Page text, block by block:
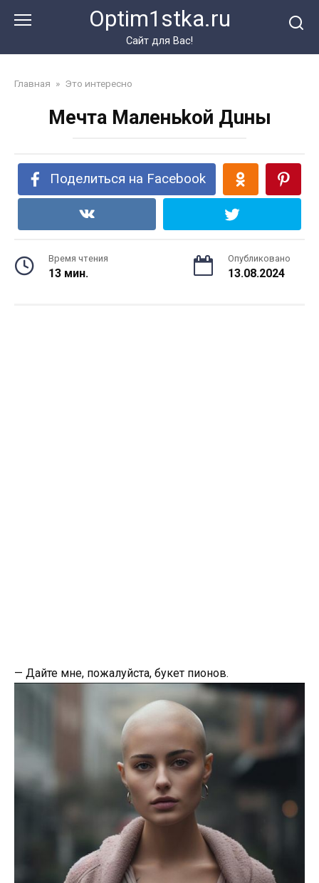
Optim1stka.ru
Сайт для Вас!
Главная » Это интересно
Meчтa Maлeньkoй Дuны
Поделиться на Facebook
Время чтения
13 мин.
Опубликовано
13.08.2024
— Дайте мне, пожалуйста, букет пионов.